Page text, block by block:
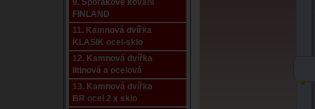
9. Sporákové kování
FINLAND
11. Kamnová dvířka
KLASIK ocel-sklo
12. Kamnová dvířka
litinová a ocelová
13. Kamnová dvířka
BR ocel 2 x sklo